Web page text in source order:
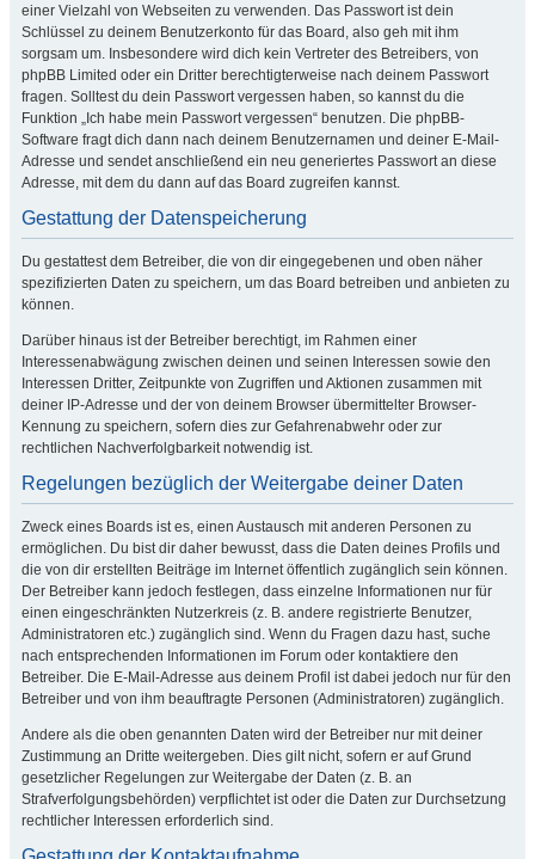
einer Vielzahl von Webseiten zu verwenden. Das Passwort ist dein
Schlüssel zu deinem Benutzerkonto für das Board, also geh mit ihm
sorgsam um. Insbesondere wird dich kein Vertreter des Betreibers, von
phpBB Limited oder ein Dritter berechtigterweise nach deinem Passwort
fragen. Solltest du dein Passwort vergessen haben, so kannst du die
Funktion „Ich habe mein Passwort vergessen“ benutzen. Die phpBB-
Software fragt dich dann nach deinem Benutzernamen und deiner E-Mail-
Adresse und sendet anschließend ein neu generiertes Passwort an diese
Adresse, mit dem du dann auf das Board zugreifen kannst.
Gestattung der Datenspeicherung
Du gestattest dem Betreiber, die von dir eingegebenen und oben näher
spezifizierten Daten zu speichern, um das Board betreiben und anbieten zu
können.
Darüber hinaus ist der Betreiber berechtigt, im Rahmen einer
Interessenabwägung zwischen deinen und seinen Interessen sowie den
Interessen Dritter, Zeitpunkte von Zugriffen und Aktionen zusammen mit
deiner IP-Adresse und der von deinem Browser übermittelter Browser-
Kennung zu speichern, sofern dies zur Gefahrenabwehr oder zur
rechtlichen Nachverfolgbarkeit notwendig ist.
Regelungen bezüglich der Weitergabe deiner Daten
Zweck eines Boards ist es, einen Austausch mit anderen Personen zu
ermöglichen. Du bist dir daher bewusst, dass die Daten deines Profils und
die von dir erstellten Beiträge im Internet öffentlich zugänglich sein können.
Der Betreiber kann jedoch festlegen, dass einzelne Informationen nur für
einen eingeschränkten Nutzerkreis (z. B. andere registrierte Benutzer,
Administratoren etc.) zugänglich sind. Wenn du Fragen dazu hast, suche
nach entsprechenden Informationen im Forum oder kontaktiere den
Betreiber. Die E-Mail-Adresse aus deinem Profil ist dabei jedoch nur für den
Betreiber und von ihm beauftragte Personen (Administratoren) zugänglich.
Andere als die oben genannten Daten wird der Betreiber nur mit deiner
Zustimmung an Dritte weitergeben. Dies gilt nicht, sofern er auf Grund
gesetzlicher Regelungen zur Weitergabe der Daten (z. B. an
Strafverfolgungsbehörden) verpflichtet ist oder die Daten zur Durchsetzung
rechtlicher Interessen erforderlich sind.